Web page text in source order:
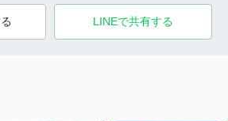
LINEで共有する